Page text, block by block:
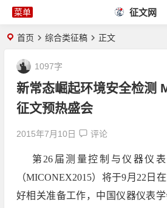
征文网
首页 综合类征稿 正文
新常态崛起环境安全检测
征文预热盛会
2015年7月10日 评论
1097字
第26届测量控制与仪器仪表
（MICONEX2015）将于9月22日
好相关准备工作，中国仪器仪表